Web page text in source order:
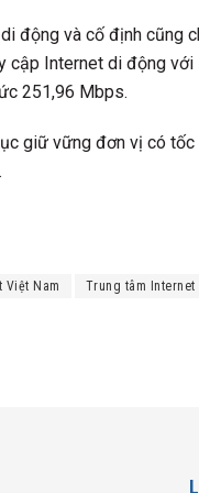
động và cố định cũng
cập Internet di động
251,96 Mbps.
giữ vững đơn vị có
Việt Nam Trung tâm Internet